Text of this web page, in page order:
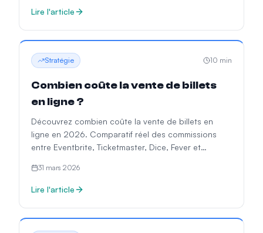
Lire l'article
Stratégie 10 min
Combien coûte la vente de billets
en ligne ?
Découvrez combien coûte la vente de billets en
ligne en 2026. Comparatif réel des commissions
entre Eventbrite, Ticketmaster, Dice, Fever et
31 mars 2026
Lire l'article